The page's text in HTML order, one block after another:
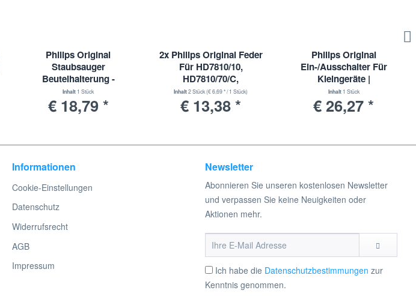
Philips Original
Staubsauger
Beutelhalterung -
300005429761
Inhalt 1 Stück
€ 18,79 *
2x Philips Original Feder
Für HD7810/10,
HD7810/70/C,
HD7810/60/C, HD7810/70 |
422224006812
Inhalt2 Stück(€ 6,69 * / 1 Stück)
€ 13,38 *
Philips Original
Ein-/Ausschalter Für
Kleingeräte |
432200650580
Inhalt 1 Stück
€ 26,27 *
Informationen
Cookie-Einstellungen
Datenschutz
Widerrufsrecht
AGB
Impressum
Newsletter
Abonnieren Sie unseren kostenlosen Newsletter
und verpassen Sie keine Neuigkeiten oder
Aktionen mehr.
Ich habe die Datenschutzbestimmungen zur
Kenntnis genommen.